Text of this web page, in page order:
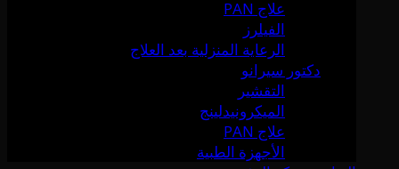
علاج PAN
الفيلرز
الرعاية المنزلية بعد العلاج
دكتور سيرانو
التقشير
الميكرونيدلينج
علاج PAN
الأجهزة الطبية